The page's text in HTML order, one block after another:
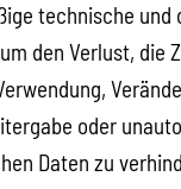
technische und
den Verlust, die
oder
Daten zu